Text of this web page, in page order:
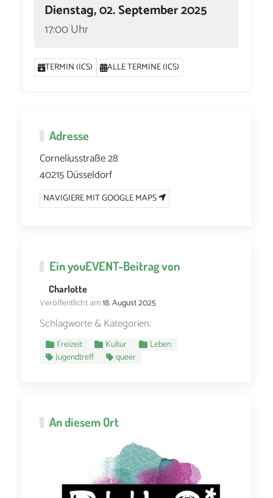
Dienstag, 02. September 2025
17:00 Uhr
TERMIN (ICS) ALLE TERMINE (ICS)
Adresse
Corneliusstraße 28
40215 Düsseldorf
NAVIGIERE MIT GOOGLE MAPS
EinyouEVENT-Beitrag von
Charlotte
Veröffentlicht am18. August 2025
Schlagworte & Kategorien:
Freizeit Kultur
Leben
Jugendtreff
queer
An diesem Ort